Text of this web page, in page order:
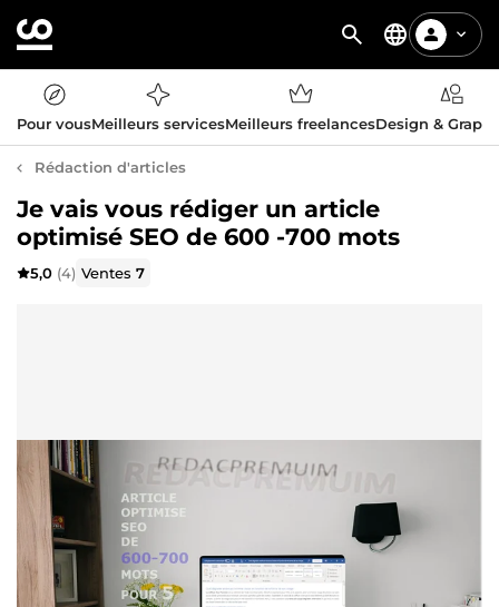
Pour vousMeilleurs servicesMeilleurs freelancesDesign &
Rédaction d'articles
Je vais vous rédiger un article
optimisé SEO de 600 -700 mots
5,0 (4) Ventes7